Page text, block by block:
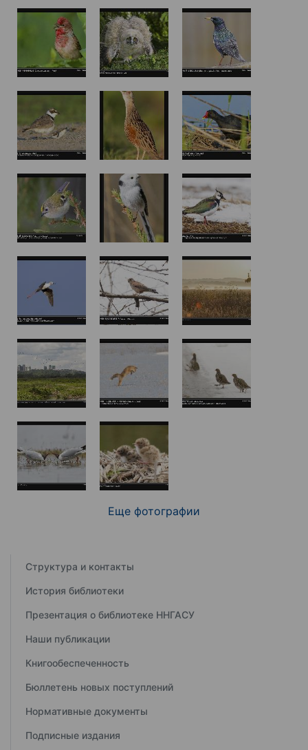
Еще фотографии
Структура и контакты
История библиотеки
Презентация о библиотеке ННГАСУ
Наши публикации
Книгообеспеченность
Бюллетень новых поступлений
Нормативные документы
Подписные издания